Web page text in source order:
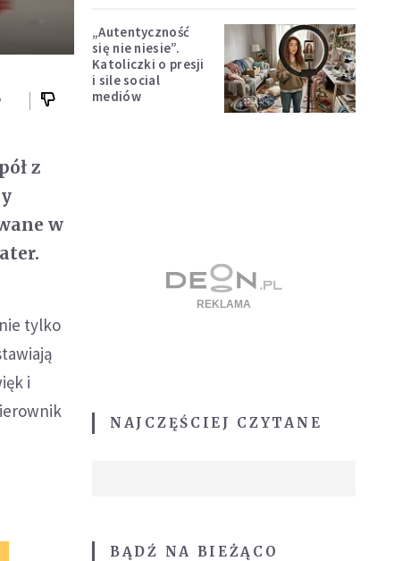
z
w
tylko
i
„Autentyczność
się nie niesie”.
Katoliczki o presji
i sile social
mediów
NAJCZĘŚCIEJ CZYTANE
BĄDŹ NA BIEŻĄCO